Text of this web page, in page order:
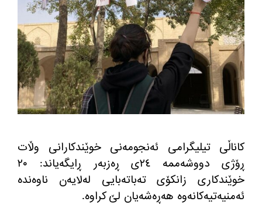
كاناڵی تیلیگرامی ئه‌نجومه‌نی خوێندكارانی وڵات
ڕۆژی دووشه‌ممه‌ ٢٤ی ڕه‌زبه‌ر ڕایگه‌یاند: ٢٠
خوێندكاری زانكۆی ته‌باته‌بایی له‌لایه‌ن ناوه‌نده‌
ئه‌منیه‌تیه‌كانه‌وه‌ هه‌ڕه‌شه‌یان لێ كراوه‌.